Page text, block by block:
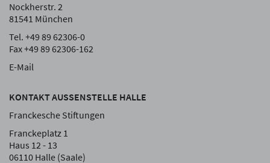
Nockherstr. 2
81541 München
Tel. +49 89 62306-0
Fax +49 89 62306-162
E-Mail
KONTAKT AUSSENSTELLE HALLE
Franckesche Stiftungen
Franckeplatz 1
Haus 12 - 13
06110 Halle (Saale)